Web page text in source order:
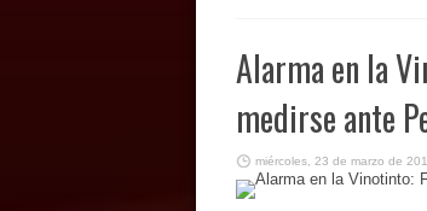
Alarma en la
medirse ante
miércoles, 23 de marzo de